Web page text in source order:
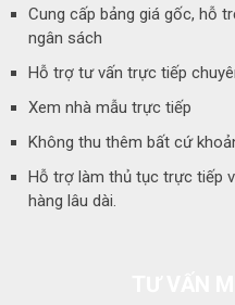
Cung cấp bảng giá gốc, hỗ
ngân sách
Hỗ trợ tư vấn trực tiếp
Xem nhà mẫu trực tiếp
Không thu thêm bất cứ
Hỗ trợ làm thủ tục trực tiếp
hàng lâu dài.